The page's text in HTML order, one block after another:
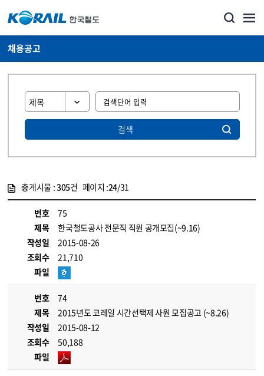
채용공고
검색
총게시물 :305건 페이지 :24/31
번호
75
제목
한국철도공사 전문직 직원 공개모집(~9.16)
작성일
2015-08-26
조회수
21,710
파일
번호
74
제목
2015년도 코레일 시간선택제 사원 모집공고 (~8.26)
작성일
2015-08-12
조회수
50,188
파일